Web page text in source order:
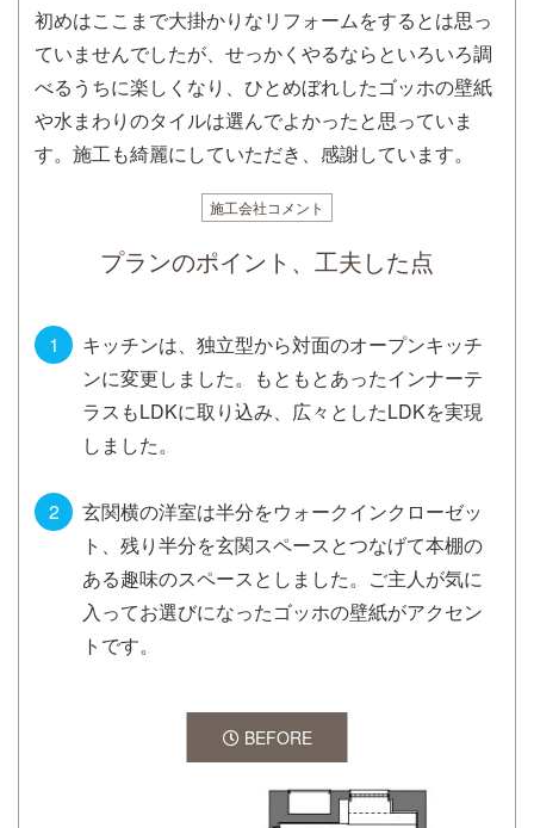
初めはここまで大掛かりなリフォームをするとは思っ
ていませんでしたが、せっかくやるならといろいろ調
べるうちに楽しくなり、ひとめぼれしたゴッホの壁紙
や水まわりのタイルは選んでよかったと思っていま
す。施工も綺麗にしていただき、感謝しています。
施工会社コメント
プランのポイント、工夫した点
キッチンは、独立型から対面のオープンキッチ
ンに変更しました。もともとあったインナーテ
ラスもLDKに取り込み、広々としたLDKを実現
しました。
玄関横の洋室は半分をウォークインクローゼッ
ト、残り半分を玄関スペースとつなげて本棚の
ある趣味のスペースとしました。ご主人が気に
入ってお選びになったゴッホの壁紙がアクセン
トです。
BEFORE